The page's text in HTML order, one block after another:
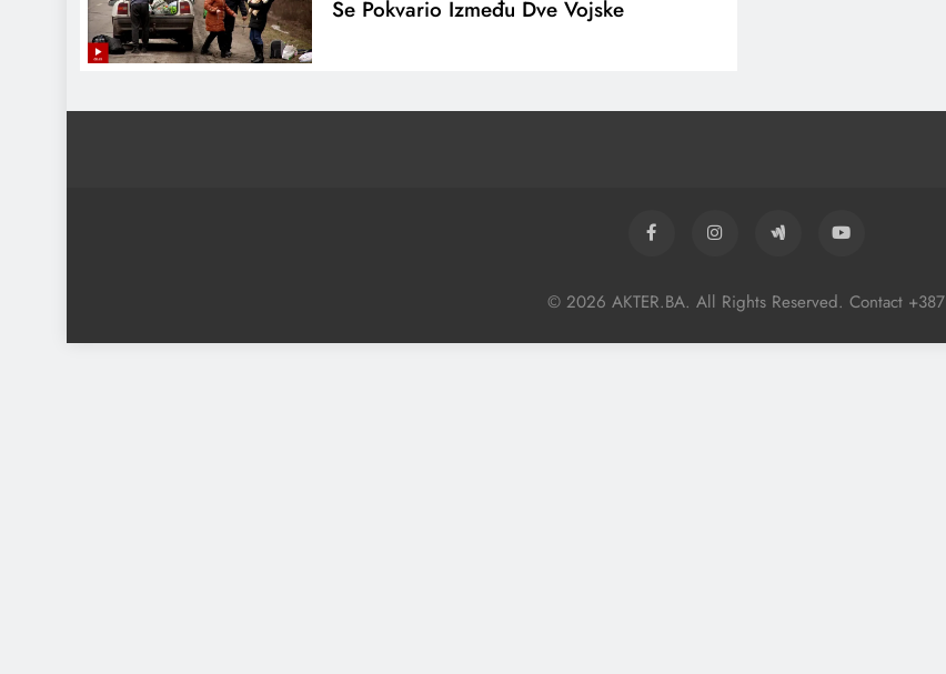
Se Pokvario Između Dve Vojske
© 2026 AKTER.BA. All Rights Reserved. Contact +387